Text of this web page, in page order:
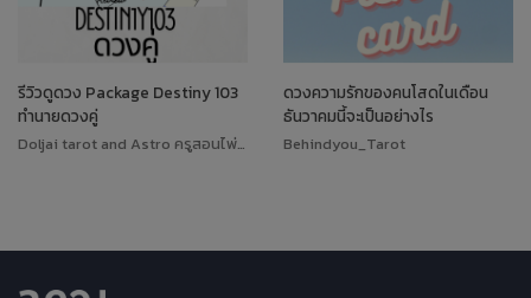
รีวิวดูดวง Package Destiny 103
ทำนายดวงคู่
Doljai tarot and Astro ครูสอนไพ่ทาโรต์
ดวงความรักของคนโสดในเดือน
ธันวาคมนี้จะเป็นอย่างไร
Behindyou_Tarot